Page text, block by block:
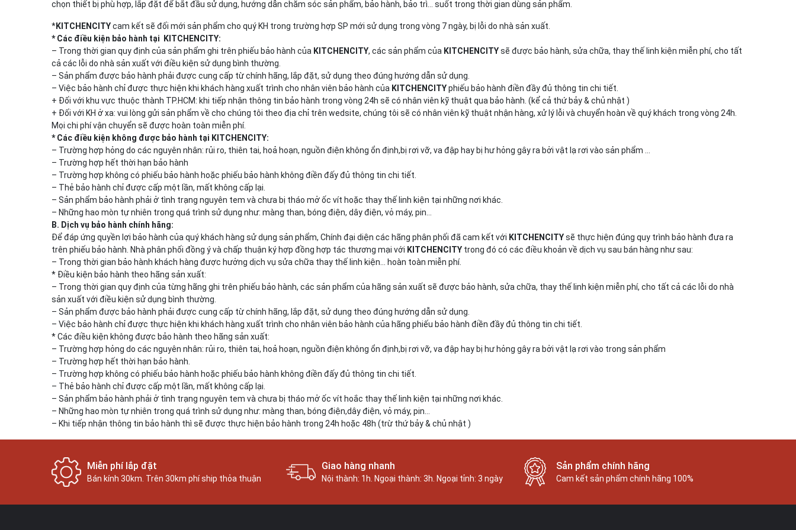
chọn thiết bị phù hợp, lắp đặt để bắt đầu sử dụng, hướng dẫn chăm sóc sản phẩm, bảo hành, bảo trì… suốt trong thời gian dùng sản phẩm.
*KITCHENCITYcam kết sẽ đối mới sản phẩm cho quý KH trong trường hợp SP mới sử dụng trong vòng 7 ngày, bị lỗi do nhà sản xuất.
* Các điều kiện bảo hành tại KITCHENCITY:
– Trong thời gian quy định của sản phẩm ghi trên phiếu bảo hành của KITCHENCITY, các sản phẩm của KITCHENCITYsẽ được bảo hành, sửa chữa, thay thế linh kiện miễn phí, cho tất
cả các lỗi do nhà sản xuất với điều kiện sử dụng bình thường.
– Sản phẩm được bảo hành phải được cung cấp từ chính hãng, lắp đặt, sử dụng theo đúng hướng dẫn sử dụng.
– Việc bảo hành chỉ được thực hiện khi khách hàng xuất trình cho nhân viên bảo hành của KITCHENCITYphiếu bảo hành điền đầy đủ thông tin chi tiết.
+ Đối với khu vực thuộc thành TP.HCM: khi tiếp nhận thông tin bảo hành trong vòng 24h sẽ có nhân viên kỹ thuật qua bảo hành. (kể cả thứ bảy & chủ nhật )
+ Đối với KH ở xa: vui lòng gửi sản phẩm về cho chúng tôi theo địa chỉ trên wedsite, chúng tôi sẽ có nhân viên kỹ thuật nhận hàng, xử lý lỗi và chuyển hoàn về quý khách trong vòng 24h.
Mọi chi phí vận chuyển sẽ được hoàn toàn miễn phí.
* Các điều kiện không được bảo hành tại KITCHENCITY:
– Trường hợp hỏng do các nguyên nhân: rủi ro, thiên tai, hoả hoạn, nguồn điện không ổn định,bị rơi vỡ, va đập hay bị hư hỏng gây ra bởi vật lạ rơi vào sản phẩm …
– Trường hợp hết thời hạn bảo hành
– Trường hợp không có phiếu bảo hành hoặc phiếu bảo hành không điền đấy đủ thông tin chi tiết.
– Thẻ bảo hành chỉ được cấp một lần, mất không cấp lại.
– Sản phẩm bảo hành phải ở tình trạng nguyên tem và chưa bị tháo mở ốc vít hoặc thay thế linh kiện tại những nơi khác.
– Những hao mòn tự nhiên trong quá trình sử dụng như: màng than, bóng điện, dây điện, vỏ máy, pin…
B. Dịch vụ bảo hành chính hãng:
Để đáp ứng quyền lợi bảo hành của quý khách hàng sử dụng sản phẩm, Chính đại diện các hãng phân phối đã cam kết với KITCHENCITYsẽ thực hiện đúng quy trình bảo hành đưa ra
trên phiếu bảo hành. Nhà phân phối đồng ý và chấp thuận ký hợp đồng hợp tác thương mại với KITCHENCITY trong đó có các điều khoản về dịch vụ sau bán hàng như sau:
– Trong thời gian bảo hành khách hàng được hưởng dịch vụ sửa chữa thay thế linh kiện… hoàn toàn miễn phí.
* Điều kiện bảo hành theo hãng sản xuất:
– Trong thời gian quy định của từng hãng ghi trên phiếu bảo hành, các sản phẩm của hãng sản xuất sẽ được bảo hành, sửa chữa, thay thế linh kiện miễn phí, cho tất cả các lỗi do nhà
sản xuất với điều kiện sử dụng bình thường.
– Sản phẩm được bảo hành phải được cung cấp từ chính hãng, lắp đặt, sử dụng theo đúng hướng dẫn sử dụng.
– Việc bảo hành chỉ được thực hiện khi khách hàng xuất trình cho nhân viên bảo hành của hãng phiếu bảo hành điền đầy đủ thông tin chi tiết.
* Các điều kiện không được bảo hành theo hãng sản xuất:
– Trường hợp hỏng do các nguyên nhân: rủi ro, thiên tai, hoả hoạn, nguồn điện không ổn định,bị rơi vỡ, va đập hay bị hư hỏng gây ra bởi vật lạ rơi vào trong sản phẩm
– Trường hợp hết thời hạn bảo hành.
– Trường hợp không có phiếu bảo hành hoặc phiếu bảo hành không điền đấy đủ thông tin chi tiết.
– Thẻ bảo hành chỉ được cấp một lần, mất không cấp lại.
– Sản phẩm bảo hành phải ở tình trạng nguyên tem và chưa bị tháo mở ốc vít hoắc thay thế linh kiện tại những nơi khác.
– Những hao mòn tự nhiên trong quá trình sử dụng như: màng than, bóng điện,dây điện, vỏ máy, pin…
– Khi tiếp nhận thông tin bảo hành thì sẽ được thực hiện bảo hành trong 24h hoặc 48h (trừ thứ bảy & chủ nhật )
Miễn phí lắp đặt
Bán kính 30km. Trên 30km phí ship thỏa thuận
Giao hàng nhanh
Nội thành: 1h. Ngoại thành: 3h. Ngoại tỉnh: 3 ngày
Sản phẩm chính hãng
Cam kết sản phẩm chính hãng 100%